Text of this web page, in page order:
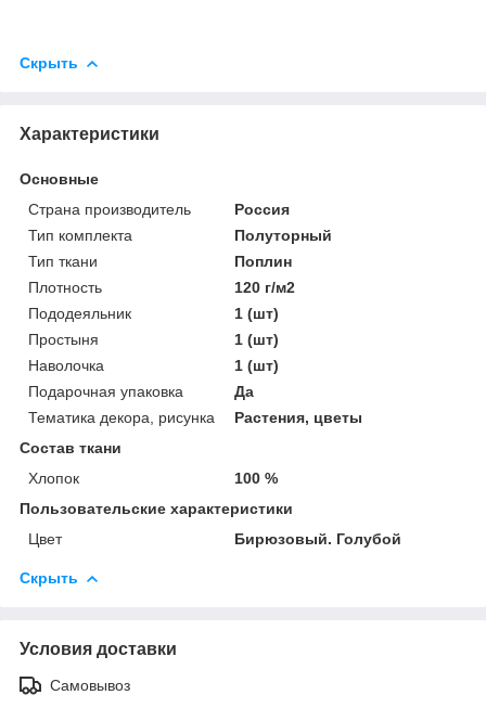
Скрыть
Характеристики
Основные
Страна производитель
Россия
Тип комплекта
Полуторный
Тип ткани
Поплин
Плотность
120 г/м2
Пододеяльник
1 (шт)
Простыня
1 (шт)
Наволочка
1 (шт)
Подарочная упаковка
Да
Тематика декора, рисунка
Растения, цветы
Состав ткани
Хлопок
100 %
Пользовательские характеристики
Цвет
Бирюзовый. Голубой
Скрыть
Условия доставки
Самовывоз